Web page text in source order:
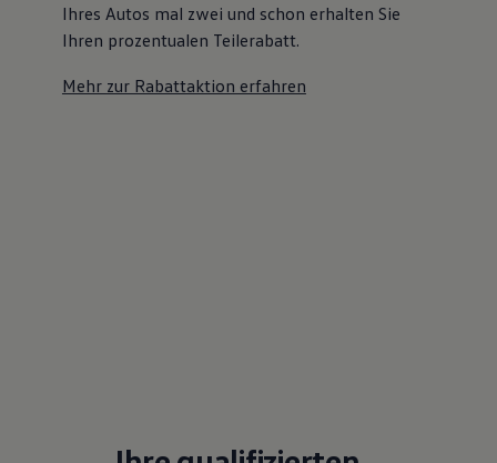
Ihres Autos mal zwei und schon erhalten Sie
Ihren prozentualen Teilerabatt.
Mehr zur Rabattaktion erfahren